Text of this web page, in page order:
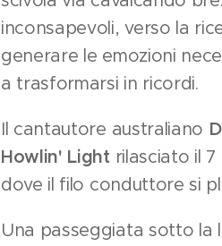
inconsapevoli, verso la
generare le emozioni
a trasformarsi in ricordi.
Il cantautore australiano
Howlin' Light rilasciato il
dove il filo conduttore si
Una passeggiata sotto la